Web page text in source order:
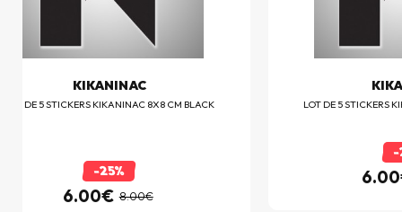
KIKANINAC
LOT DE 5 STICKERS KIKANINAC 8X8 CM BLACK
-25%
6.00€ 8.00€
LOT DE 5 STICKERS
-